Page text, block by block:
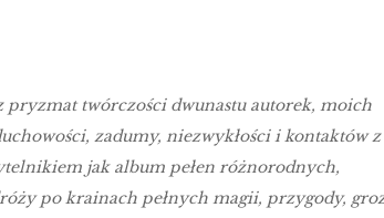
twórczości dwunastu autorek, moich
zadumy, niezwykłości i kontaktów
jak album pełen różnorodnych,
po krainach pełnych magii, przygody,